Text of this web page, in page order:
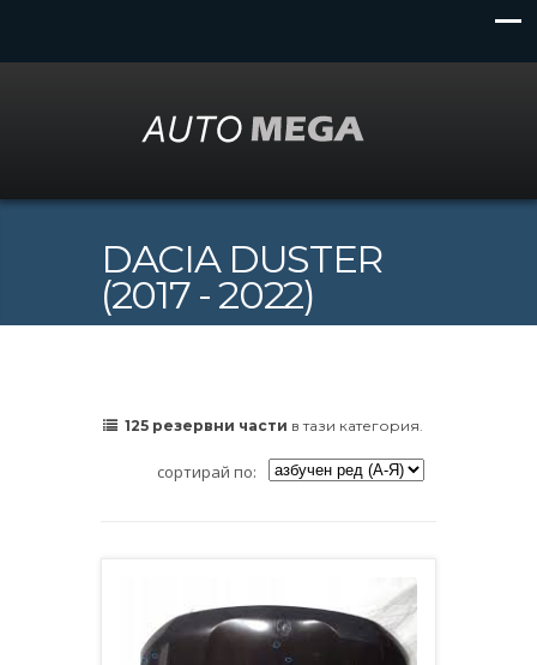
DACIA DUSTER
(2017 - 2022)
125 резервни части в тази категория.
сортирай по: